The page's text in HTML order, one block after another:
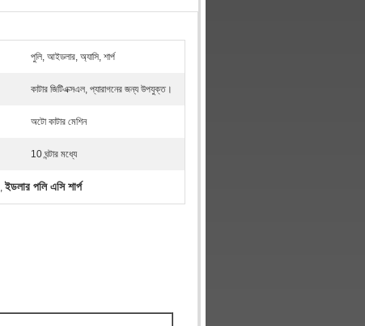
পুলি, আইডলার, অ্যাসি, শার্প
কাটার জিটিএক্সএল, প্যারাগনের জন্য উপযুক্ত।
অটো কাটার মেশিন
10 ঘন্টার মধ্যে
, ইডলার পলি এসি শার্প